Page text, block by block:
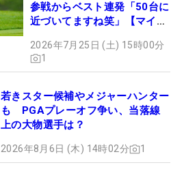
参戦からベスト連発「50台に
近づいてますね笑」【マイナ
2026年7月25日 (土) 15時00分
1
若きスター候補やメジャーハンター
も PGAプレーオフ争い、当落線
上の大物選手は？
2026年8月6日 (木) 14時02分 1